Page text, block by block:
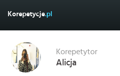
Korepetycje.pl
Korepetytor
Alicja